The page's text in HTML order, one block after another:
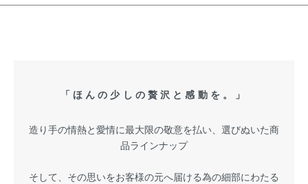
「ほんの少しの贅沢と感動を。」
造り手の情熱と愛情に最大限の敬意を払い、選びぬいた商
品ラインナップ
そして、その思いをお客様の元へ届ける為の細部にわたる